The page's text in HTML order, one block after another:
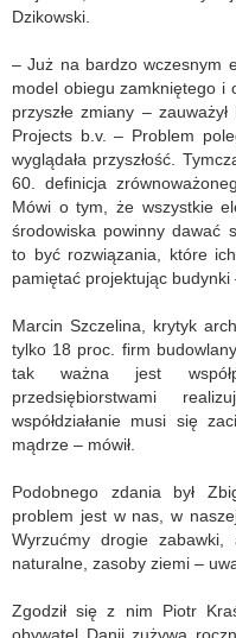
Dzikowski.
– Już na bardzo wczesnym
model obiegu zamkniętego i
przyszłe zmiany –
Projects b.v. – Problem
wyglądała przyszłość.
60. definicja
Mówi o tym, że wszystkie
środowiska powinny dawać
to być rozwiązania, które
pamiętać projektując budynki
Marcin Szczelina, krytyk
tylko 18 proc. firm
tak ważna jest
przedsiębiorstwami
współdziałanie musi się
mądrze – mówił.
Podobnego zdania był
problem jest w nas, w
Wyrzućmy drogie
naturalne, zasoby ziemi –
Zgodził się z nim Piotr